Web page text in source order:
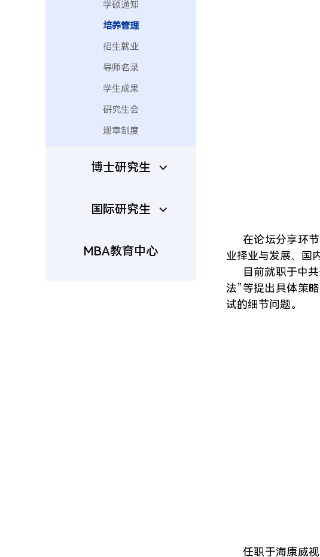
学硕通知
培养管理
招生就业
导师名录
学生成果
研究生会
规章制度
博士研究生
国际研究生
MBA教育中心
在论坛分享环
业择业与发展、国
目前就职于中
法”等提出具体策
试的细节问题。
任职于海康威